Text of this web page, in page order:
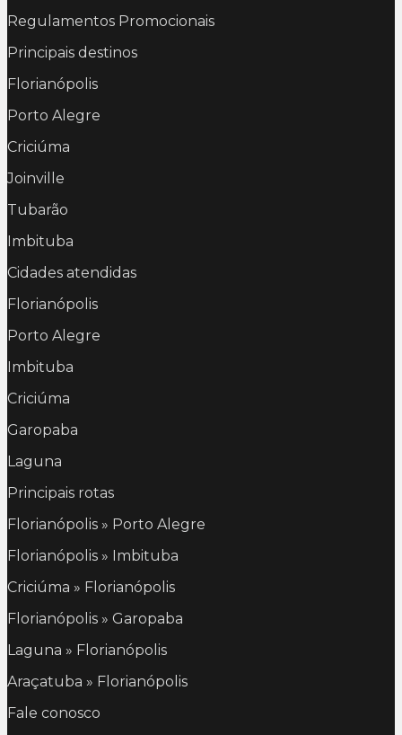
Regulamentos Promocionais
Principais destinos
Florianópolis
Porto Alegre
Criciúma
Joinville
Tubarão
Imbituba
Cidades atendidas
Florianópolis
Porto Alegre
Imbituba
Criciúma
Garopaba
Laguna
Principais rotas
Florianópolis » Porto Alegre
Florianópolis » Imbituba
Criciúma » Florianópolis
Florianópolis » Garopaba
Laguna » Florianópolis
Araçatuba » Florianópolis
Fale conosco